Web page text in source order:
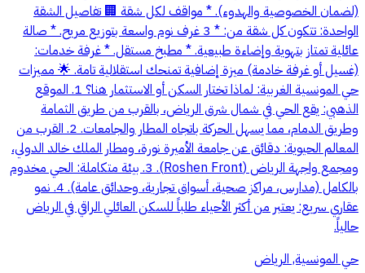
(لضمان الخصوصية والهدوء). * مواقف لكل شقة 🏢 تفاصيل الشقة
الواحدة: تتكون كل شقة من: * 3 غرف نوم واسعة بتوزيع مريح. * صالة
عائلية تمتاز بتهوية وإضاءة طبيعية. * مطبخ مستقل. * غرفة خدمات:
(غسيل أو غرفة خادمة) ميزة إضافية تمنحك استقلالية تامة. 🌟 مميزات
حي المونسية الغربية: لماذا تختار السكن أو الاستثمار هنا؟ 1. الموقع
الذهبي: يقع الحي في شمال شرق الرياض، بالقرب من طريق الثمامة
وطريق الدمام، مما يسهل الحركة باتجاه المطار والجامعات. 2. القرب من
المعالم الحيوية: دقائق عن جامعة الأميرة نورة، ومطار الملك خالد الدولي،
ومجمع واجهة الرياض (Roshen Front). 3. بيئة متكاملة: الحي مخدوم
بالكامل (مدارس، مراكز صحية، أسواق تجارية، وحدائق عامة). 4. نمو
عقاري سريع: يعتبر من أكثر الأحياء طلباً للسكن العائلي الراقي في الرياض
حالياً.
حي المونسية, الرياض